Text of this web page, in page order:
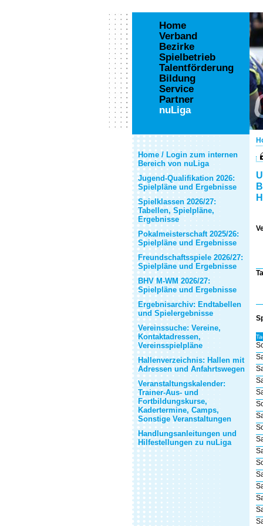
Home
Verband
Bezirke
Spielbetrieb
Talentförderung
Bildung
Service
Partner
nuLiga
Home / Login zum internen
Bereich von nuLiga
Jugend-Qualifikation 2026:
Spielpläne und Ergebnisse
Spielklassen 2026/27:
Tabellen, Spielpläne,
Ergebnisse
Pokalmeisterschaft 2025/26:
Spielpläne und Ergebnisse
Freundschaftsspiele 2026/27:
Spielpläne und Ergebnisse
BHV M-WM 2026/27:
Spielpläne und Ergebnisse
Ergebnisarchiv: Endtabellen
und Spielergebnisse
Vereinssuche: Vereine,
Kontaktadressen,
Vereinsspielpläne
Hallenverzeichnis: Hallen mit
Adressen und Anfahrtswegen
Veranstaltungskalender:
Trainer-Aus- und
Fortbildungskurse,
Kadertermine, Camps,
Sonstige Veranstaltungen
Handlungsanleitungen und
Hilfestellungen zu nuLiga